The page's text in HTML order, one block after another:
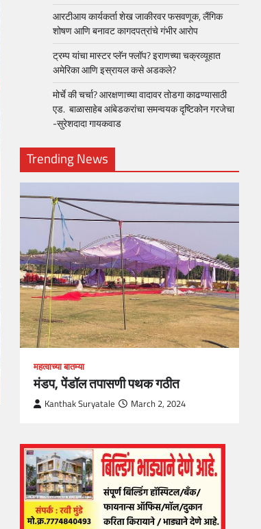
आरटीआय कार्यकर्ता शेख जाकीरवर फसवणूक, लैंगिक
शोषण आणि बनावट कागदपत्रांचे गंभीर आरोप
ट्रम्प यांचा मास्टर प्लॅन फ्लॉप? इराणच्या चक्रव्यूहात
अमेरिका आणि इस्रायल कसे अडकले?
मोर्चे की चर्चा? आरक्षणाच्या वादावर तोडगा काढण्यासाठी
एड. बाळासाहेब आंबेडकरांचा समन्वयक दृष्टिकोन गरजेचा
-सुरेशदादा गायकवाड
Trending News
महत्वाच्या बातम्या
मंडप, पेंडॉल तपासणी पथक गठीत
Kanthak Suryatale March 2, 2024